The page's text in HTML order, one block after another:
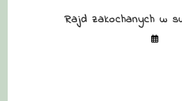
Rajd zakochanych w